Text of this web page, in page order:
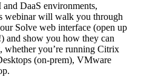
DaaS environments,
webinar will walk you through
Solve web interface (open up
and show you how they can
whether you’re running Citrix
(on-prem), VMware